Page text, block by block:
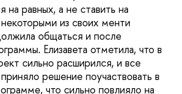
на равных, а не ставить на
из своих менти
общаться и после
Елизавета отметила, что в
сильно расширился, и все
решение поучаствовать в
что сильно повлияло на